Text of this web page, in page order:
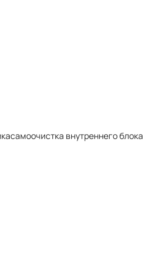
самоочистка внутреннего блока